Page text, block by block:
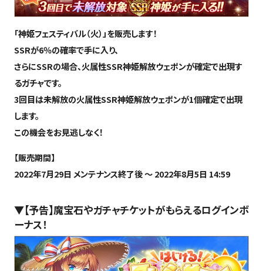
「神姫フェスティバル（火）」を販売します！
SSRが6％の確率で手に入り、
さらにSSRの場合、火属性SSR神姫解放ウェポンが確定で出現す
るガチャです。
3回目は未解放の火属性SSR神姫解放ウェポンが1個確定で出現
します。
この機会をお見逃しなく！
【販売期間】
2022年7月29日 メンテナンス終了後 ～ 2022年8月5日 14:59
▼【予告】魔宝石やガチャチケットがもらえるログインボ
ーナス！